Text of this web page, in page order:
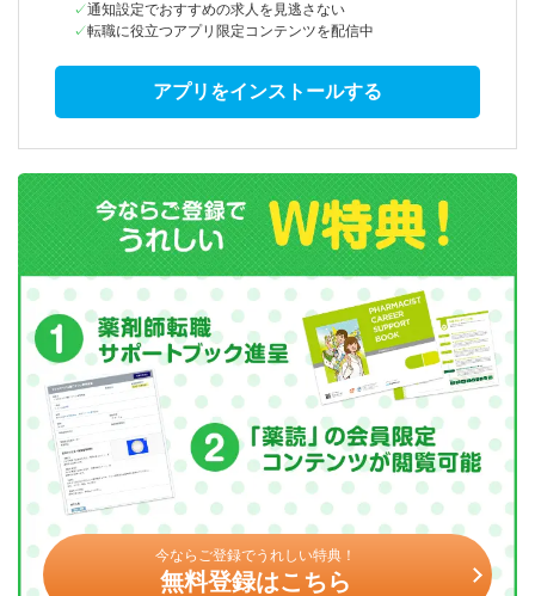
通知設定でおすすめの求人を見逃さない
転職に役立つアプリ限定コンテンツを配信中
アプリをインストールする
今ならご登録でうれしい特典！
無料登録はこちら